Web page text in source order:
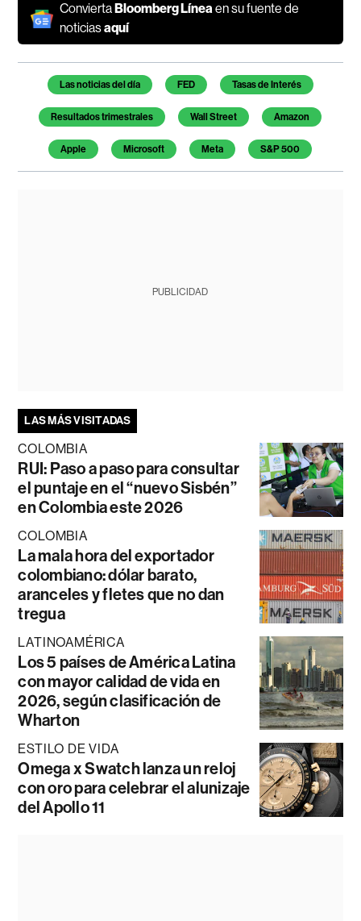
Convierta Bloomberg Líneaen su fuente de
noticiasaquí
Temas de este artículo
Las noticias del día FED Tasas de Interés
Resultados trimestrales Wall Street Amazon
Apple Microsoft Meta S&P 500
PUBLICIDAD
LAS MÁS VISITADAS
COLOMBIA
RUI: Paso a paso para consultar
el puntaje en el “nuevo Sisbén”
en Colombia este 2026
COLOMBIA
La mala hora del exportador
colombiano: dólar barato,
aranceles y fletes que no dan
tregua
LATINOAMÉRICA
Los 5 países de América Latina
con mayor calidad de vida en
2026, según clasificación de
Wharton
ESTILO DE VIDA
Omega x Swatch lanza un reloj
con oro para celebrar el alunizaje
del Apollo 11